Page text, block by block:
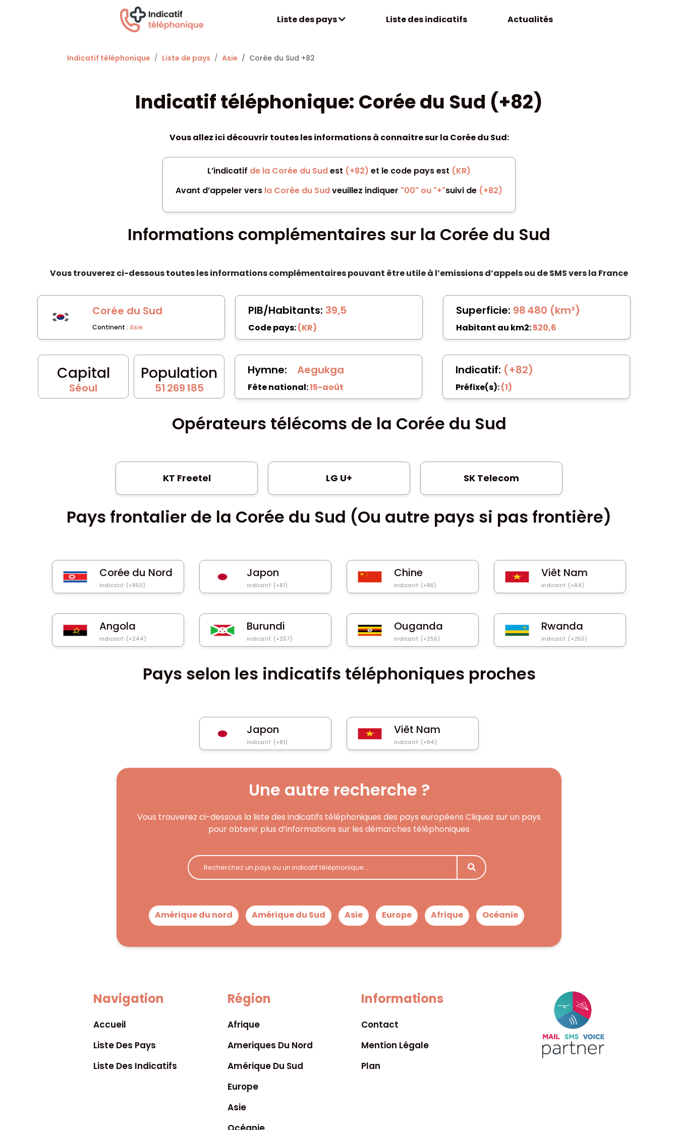
Liste des pays Liste des indicatifs Actualités
Indicatif téléphonique Liste de pays Asie Corée du Sud +82
Indicatif téléphonique: Corée du Sud (+82)
Vous allez ici découvrir toutes les informations à connaitre sur la Corée du Sud:
L’indicatif de la Corée du Sudest (+82) et le code pays est (KR)
Avant d’appeler vers la Corée du Sudveuillez indiquer "00" ou "+"suivi de (+82)
Informations complémentaires sur la Corée du Sud
Vous trouverez ci-dessous toutes les informations complémentaires pouvant être utile à l’emissions d’appels ou de SMS vers la France
Corée du Sud
Continent : Asie
PIB/Habitants: 39,5
Code pays:(KR)
Superficie: 98 480 (km²)
Habitant au km2:520,6
Capital
Séoul
Population
51 269 185
Hymne: Aegukga
Fête national:15-août
Indicatif: (+82)
Préfixe(s):(1)
Opérateurs télécoms de la Corée du Sud
KT Freetel LG U+ SK Telecom
Pays frontalier de la Corée du Sud (Ou autre pays si pas frontière)
Corée du Nord
Indicatif: (+850)
Japon
Indicatif: (+81)
Chine
Indicatif: (+86)
Viêt Nam
Indicatif: (+84)
Angola
Indicatif: (+244)
Burundi
Indicatif: (+257)
Ouganda
Indicatif: (+256)
Rwanda
Indicatif: (+250)
Pays selon les indicatifs téléphoniques proches
Japon
Indicatif: (+81)
Viêt Nam
Indicatif: (+84)
Une autre recherche ?
Vous trouverez ci-dessous la liste des indicatifs téléphoniques des pays européens Cliquez sur un pays
pour obtenir plus d’informations sur les démarches téléphoniques
Amérique du nord Amérique du Sud Asie Europe Afrique Océanie
Navigation
Accueil
Liste Des Pays
Liste Des Indicatifs
Région
Afrique
Ameriques Du Nord
Amérique Du Sud
Europe
Asie
Informations
Contact
Mention Légale
Plan